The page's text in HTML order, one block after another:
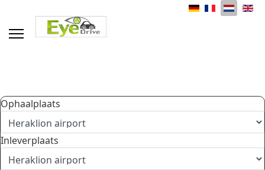
Ophaalplaats
Inleverplaats